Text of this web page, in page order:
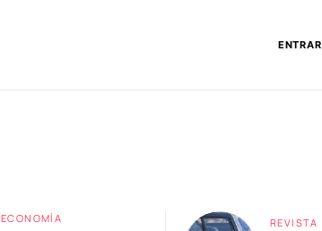
ENTRAR
ECONOMÍA REVISTA